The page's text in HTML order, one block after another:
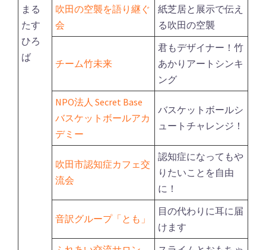
まる
たす
ひろ
ば
吹田の空襲を語り継ぐ
会
紙芝居と展示で伝え
る吹田の空襲
チーム竹未来
君もデザイナー！竹
あかりアートシンキ
ング
NPO法人 Secret Base
バスケットボールアカ
デミー
バスケットボールシ
ュートチャレンジ！
吹田市認知症カフェ交
流会
認知症になってもや
りたいことを自由
に！
音訳グループ「とも」
目の代わりに耳に届
けます